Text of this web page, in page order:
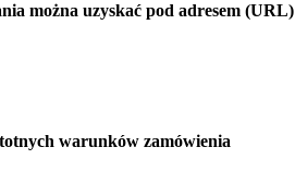
można uzyskać pod adresem (URL)
warunków zamówienia